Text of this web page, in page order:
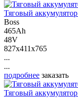
Тяговый
Boss
465Ah
48V
827x411x765
...
...
подробнее заказать
Тяговый